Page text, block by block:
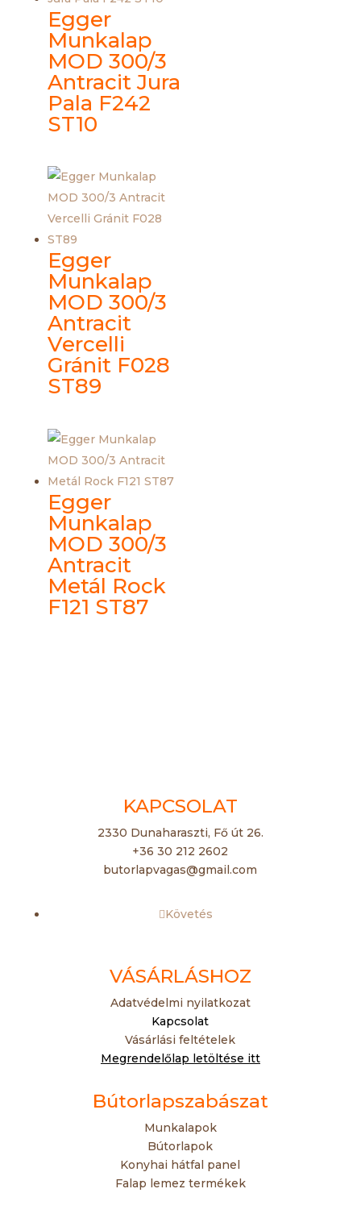
Egger
Munkalap
MOD 300/3
Antracit Jura
Pala F242
ST10
Egger
Munkalap
MOD 300/3
Antracit
Vercelli
Gránit F028
ST89
Egger
Munkalap
MOD 300/3
Antracit
Metál Rock
F121 ST87
KAPCSOLAT
2330 Dunaharaszti, Fő út 26.
+36 30 212 2602
butorlapvagas@gmail.com
Követés
VÁSÁRLÁSHOZ
Adatvédelmi nyilatkozat
Kapcsolat
Vásárlási feltételek
Megrendelőlap letöltése itt
Bútorlapszabászat
Munkalapok
Bútorlapok
Konyhai hátfal panel
Falap lemez termékek